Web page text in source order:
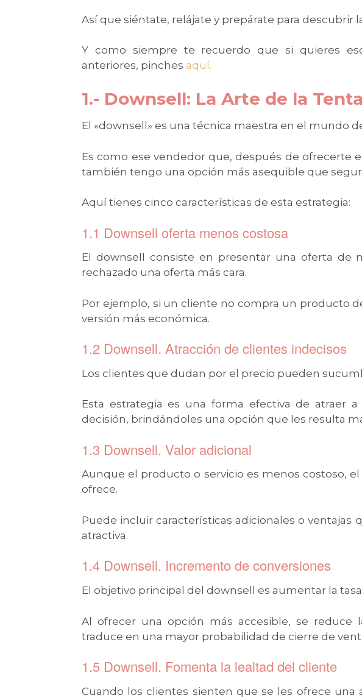
Así que siéntate, relájate y prepárate para descubrir
Y como siempre te recuerdo que si quieres
anteriores, pinches aquí.
1.- Downsell: La Arte de la
El «downsell» es una técnica maestra en el mundo
Es como ese vendedor que, después de ofrecerte
también tengo una opción más asequible que
Aquí tienes cinco características de esta estrategia:
1.1 Downsell oferta menos costosa
El downsell consiste en presentar una oferta de
rechazado una oferta más cara.
Por ejemplo, si un cliente no compra un producto
versión más económica.
1.2 Downsell. Atracción de clientes indecisos
Los clientes que dudan por el precio pueden
Esta estrategia es una forma efectiva de atraer
decisión, brindándoles una opción que les resulta
1.3 Downsell. Valor adicional
Aunque el producto o servicio es menos costoso,
ofrece.
Puede incluir características adicionales o ventajas
atractiva.
1.4 Downsell. Incremento de conversiones
El objetivo principal del downsell es aumentar la
Al ofrecer una opción más accesible, se reduce
traduce en una mayor probabilidad de cierre de
1.5 Downsell. Fomenta la lealtad del cliente
Cuando los clientes sienten que se les ofrece una